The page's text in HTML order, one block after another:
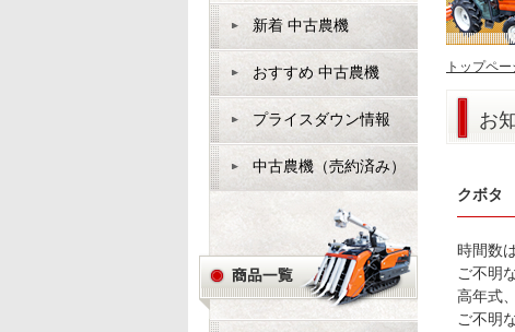
トップペー
お
クボタ
時間数
ご不明
高年式
ご不明
新着 中古農機
おすすめ 中古農機
プライスダウン情報
中古農機（売約済み）